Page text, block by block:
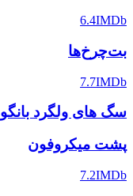
6.4IMDb
بت‌چرخ‌ها
7.7IMDb
سگ های ولگرد بانگو
پشت میکروفون
7.2IMDb